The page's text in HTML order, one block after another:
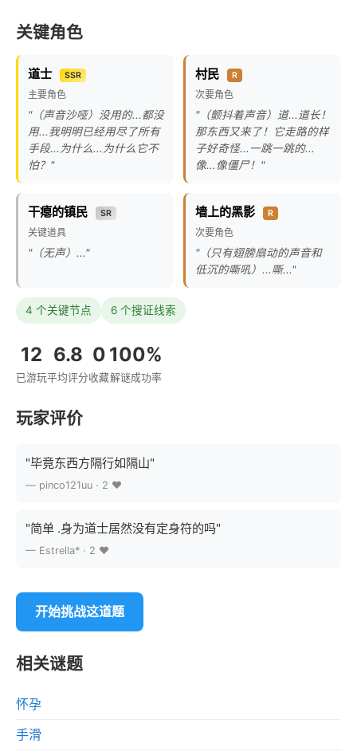
关键角色
道士 SSR
主要角色
"（声音沙哑）没用的...都没
用...我明明已经用尽了所有
手段...为什么...为什么它不
怕？"
村民 R
次要角色
"（颤抖着声音）道...道长！
那东西又来了！它走路的样
子好奇怪...一跳一跳的...
像...像僵尸！"
干瘪的镇民 SR
关键道具
"（无声）..."
墙上的黑影 R
次要角色
"（只有翅膀扇动的声音和
低沉的嘶吼）...嘶..."
4 个关键节点 6 个搜证线索
12
已游玩
6.8
平均评分
0
收藏
100%
解谜成功率
玩家评价
"毕竟东西方隔行如隔山"
— pinco121uu · 2 ❤️
"简单 .身为道士居然没有定身符的吗"
— Estrella* · 2 ❤️
开始挑战这道题
相关谜题
怀孕
手滑